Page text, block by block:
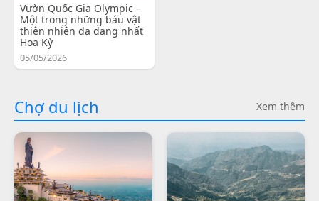
Vườn Quốc Gia Olympic –
Một trong những báu vật
thiên nhiên đa dạng nhất
Hoa Kỳ
05/05/2026
Chợ du lịch Xem thêm